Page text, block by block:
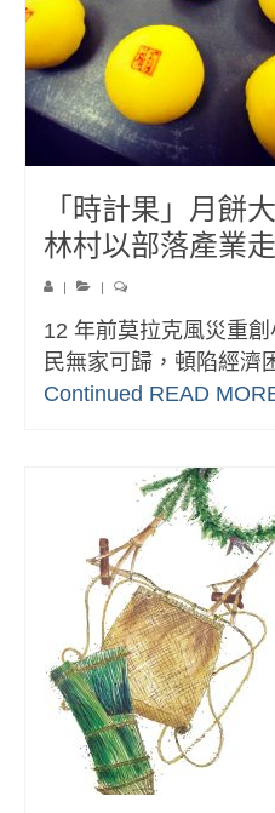
「時計果」月餅
林村以部落產業
12 年前莫拉克風災重
民無家可歸，頓陷經
Continued READ